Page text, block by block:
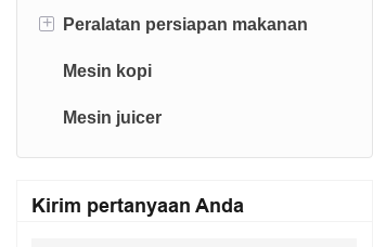
+ Peralatan persiapan makanan
Pemotong Sayuran
Mesin kopi
Mesin juicer
Kirim pertanyaan Anda